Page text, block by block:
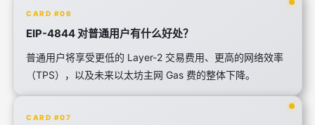
CARD #06
EIP-4844 对普通用户有什么好处？
普通用户将享受更低的 Layer-2 交易费用、更高的网络效率
（TPS），以及未来以太坊主网 Gas 费的整体下降。
CARD #07